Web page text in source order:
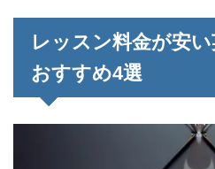
レッスン料金が安
おすすめ4選